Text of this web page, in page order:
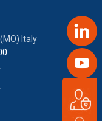
Italy